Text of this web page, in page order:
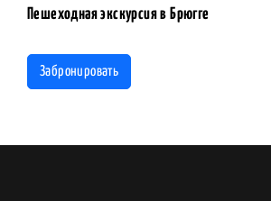
Пешеходная экскурсия в Брюгге
Забронировать